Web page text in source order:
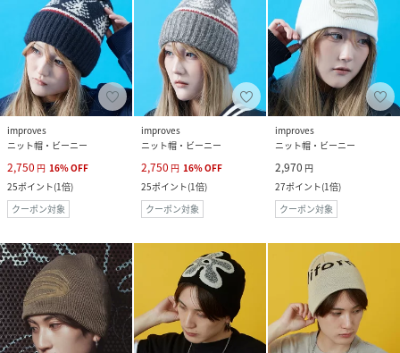
improves
ニット帽・ビーニー
2,750 円 16%OFF
25ポイント(1倍)
クーポン対象
improves
ニット帽・ビーニー
2,750 円 16%OFF
25ポイント(1倍)
クーポン対象
improves
ニット帽・ビーニー
2,970 円
27ポイント(1倍)
クーポン対象